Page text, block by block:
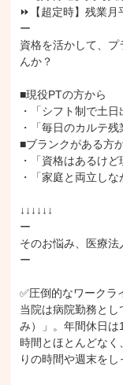
⏩【超定時】残業月
ー
資格を活かして、
んか？
■現役PTの方から
・「シフト制で土
・「毎日のカルテ
■ブランクがある方
・「資格はあるけ
・「家庭と両立し
↓↓↓↓↓↓
ー
そのお悩み、医療法
ー
✅圧倒的なワークラ
当院は病院勤務と
み）」。年間休日
時間とほとんどな
りの時間や週末をし